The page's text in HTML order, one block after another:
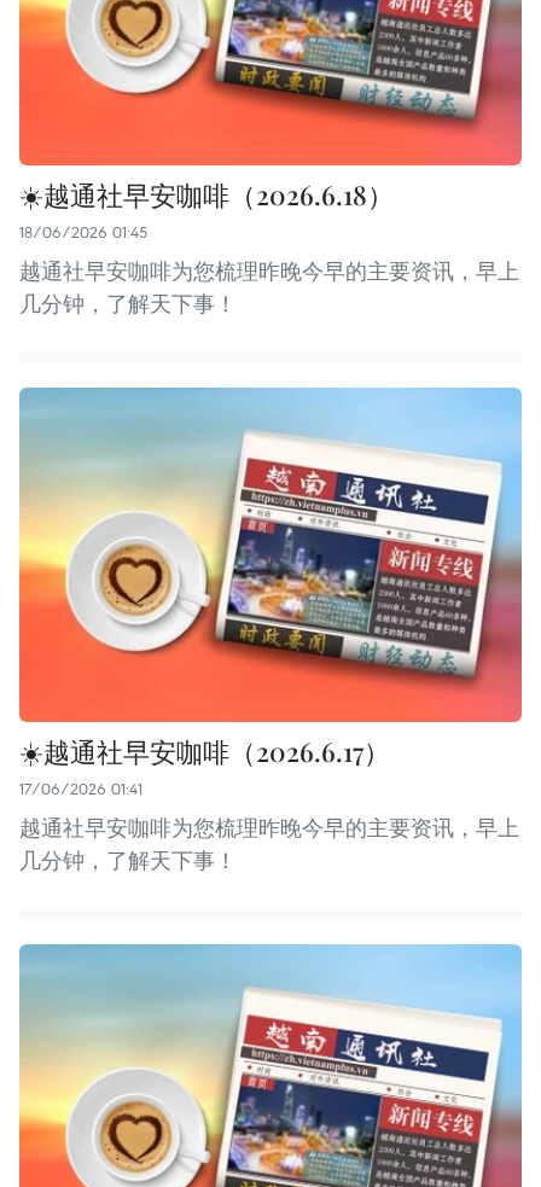
☀️越通社早安咖啡（2026.6.18）
18/06/2026 01:45
越通社早安咖啡为您梳理昨晚今早的主要资讯，早上
几分钟，了解天下事！
☀️越通社早安咖啡（2026.6.17）
17/06/2026 01:41
越通社早安咖啡为您梳理昨晚今早的主要资讯，早上
几分钟，了解天下事！